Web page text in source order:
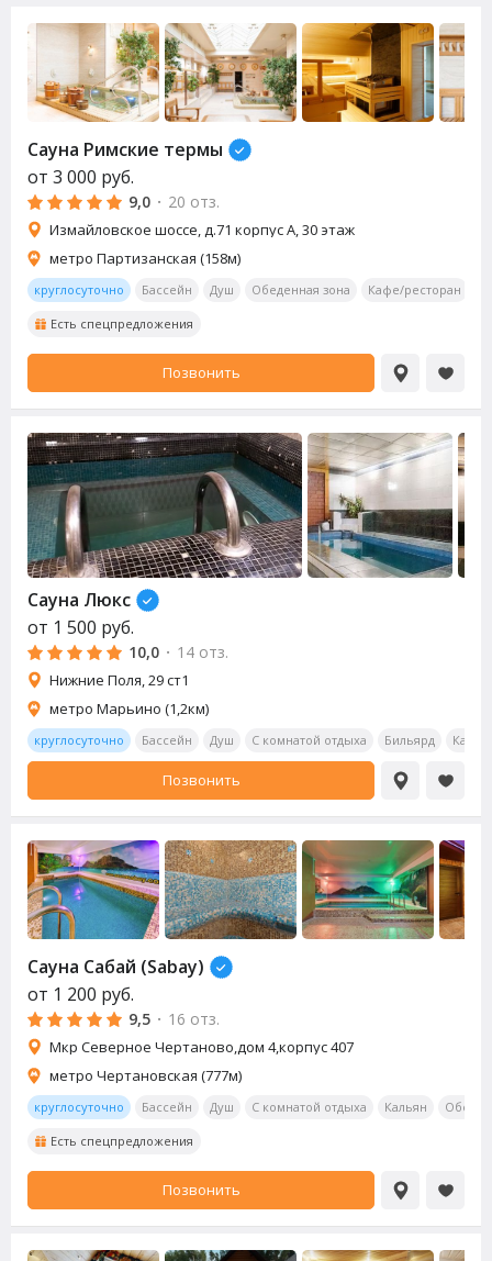
Сауна Римские термы
от 3 000 руб.
9,0 · 20 отз.
Измайловское шоссе, д.71 корпус А, 30 этаж
метро Партизанская (158м)
круглосуточно Бассейн Душ Обеденная зона Кафе/ресторан
Есть спецпредложения
Позвонить
Сауна Люкс
от 1 500 руб.
10,0 · 14 отз.
Нижние Поля, 29 ст1
метро Марьино (1,2км)
круглосуточно Бассейн Душ С комнатой отдыха Бильярд
Позвонить
Сауна Сабай (Sabay)
от 1 200 руб.
9,5 · 16 отз.
Мкр Северное Чертаново,дом 4,корпус 407
метро Чертановская (777м)
круглосуточно Бассейн Душ С комнатой отдыха Кальян
Есть спецпредложения
Позвонить